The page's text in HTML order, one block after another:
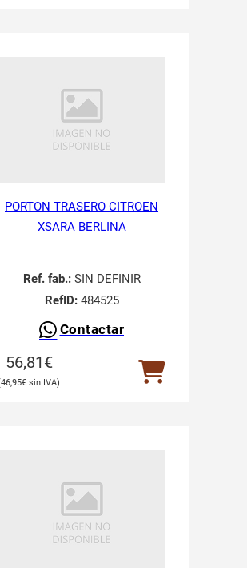
PORTON TRASERO CITROEN
XSARA BERLINA
Ref. fab.:SIN DEFINIR
RefID:484525
Contactar
56,81€
46,95€